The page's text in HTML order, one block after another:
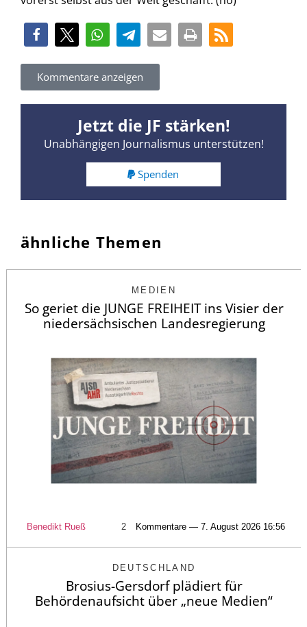
Kommentare anzeigen
Jetzt die JF stärken!
Unabhängigen Journalismus unterstützen!
Spenden
ähnliche Themen
MEDIEN
So geriet die JUNGE FREIHEIT ins Visier der
niedersächsischen Landesregierung
Benedikt Rueß 2 Kommentare — 7. August 2026 16:56
DEUTSCHLAND
Brosius-Gersdorf plädiert für
Behördenaufsicht über „neue Medien“